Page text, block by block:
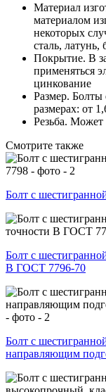
Материал
материалом
некоторых
сталь, латунь,
Покрытие. В
применяться
цинкование
Размер. Болты
размерах: от
Резьба.
Смотрите также
Болт с
Болт с
В ГОСТ 7796-70
Болт с
направляющим